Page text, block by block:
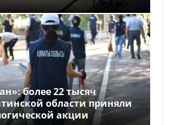
более 22 тысяч
области приняли
акции